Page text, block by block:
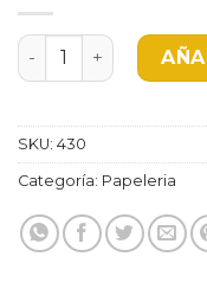
PUNZONES cantidad
SKU: 430
Categoría: Papeleria